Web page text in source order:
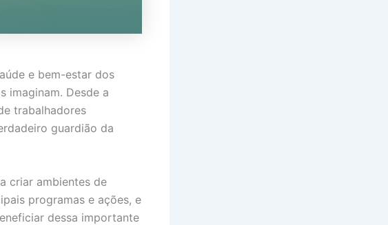
e bem-estar dos
imaginam. Desde a
trabalhadores
guardião da
criar ambientes de
programas e ações, e
dessa importante